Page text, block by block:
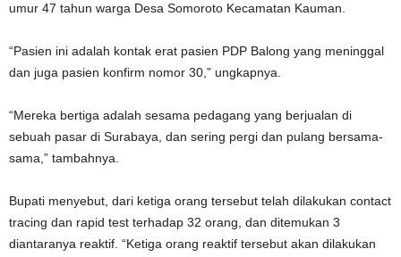
umur 47 tahun warga Desa Somoroto Kecamatan Kauman.
“Pasien ini adalah kontak erat pasien PDP Balong yang meninggal
dan juga pasien konfirm nomor 30,” ungkapnya.
“Mereka bertiga adalah sesama pedagang yang berjualan di
sebuah pasar di Surabaya, dan sering pergi dan pulang bersama-
sama,” tambahnya.
Bupati menyebut, dari ketiga orang tersebut telah dilakukan contact
tracing dan rapid test terhadap 32 orang, dan ditemukan 3
diantaranya reaktif. “Ketiga orang reaktif tersebut akan dilakukan